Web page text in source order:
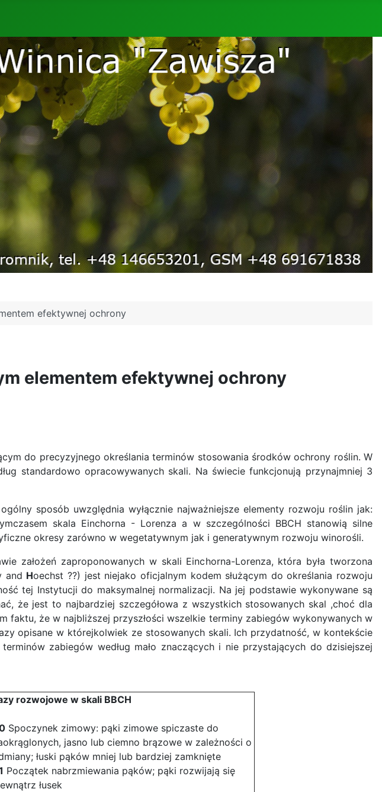
efektywnej ochrony
elementem efektywnej ochrony
do precyzyjnego określania terminów stosowania środków ochrony roślin. W
standardowo opracowywanych skali. Na świecie funkcjonują przynajmniej 3
sposób uwzględnia wyłącznie najważniejsze elementy rozwoju roślin jak:
skala Einchorna - Lorenza a w szczególności BBCH stanowią silne
okresy zarówno w wegetatywnym jak i generatywnym rozwoju winorośli.
założeń zaproponowanych w skali Einchorna-Lorenza, która była tworzona
and Hoechst ??) jest niejako oficjalnym kodem służącym do określania rozwoju
tej Instytucji do maksymalnej normalizacji. Na jej podstawie wykonywane są
że jest to najbardziej szczegółowa z wszystkich stosowanych skal ,choć dla
że w najbliższej przyszłości wszelkie terminy zabiegów wykonywanych w
opisane w którejkolwiek ze stosowanych skali. Ich przydatność, w kontekście
zabiegów według mało znaczących i nie przystających do dzisiejszej
rozwojowe w skali BBCH
Spoczynek zimowy: pąki zimowe spiczaste do
jasno lub ciemno brązowe w zależności o
łuski pąków mniej lub bardziej zamknięte
Początek nabrzmiewania pąków; pąki rozwijają się
łusek